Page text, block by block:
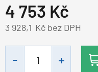
4 753 Kč
Kč bez DPH
3 928,1